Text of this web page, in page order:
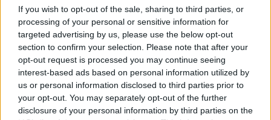
If you wish to opt-out of the sale, sharing to third parties, or
processing of your personal or sensitive information for
targeted advertising by us, please use the below opt-out
section to confirm your selection. Please note that after your
opt-out request is processed you may continue seeing
interest-based ads based on personal information utilized by
us or personal information disclosed to third parties prior to
your opt-out. You may separately opt-out of the further
disclosure of your personal information by third parties on the
Monteroni D'Arbia
11
Monticiano
16
Murlo
3
Piancastagnaio
25
Pienza
7
Poggibonsi
38
Radicofani
3
Radicondoli
2
Rapolano Terme
8